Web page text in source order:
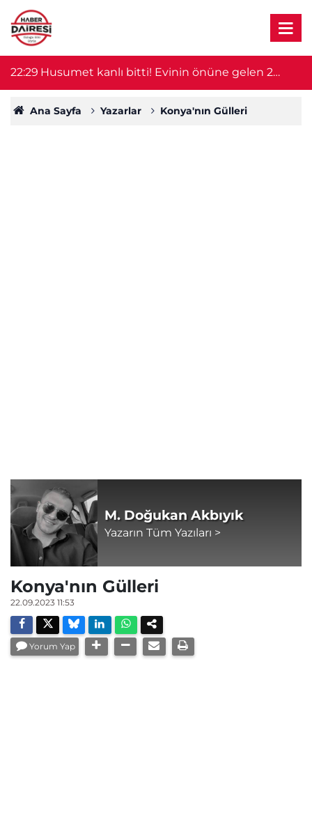
22:29 Husumet kanlı bitti! Evinin önüne gelen 2
kişiyi öldürdü
Ana Sayfa Yazarlar Konya'nın Gülleri
M. Doğukan Akbıyık
Yazarın Tüm Yazıları >
Konya'nın Gülleri
22.09.2023 11:53
Yorum Yap